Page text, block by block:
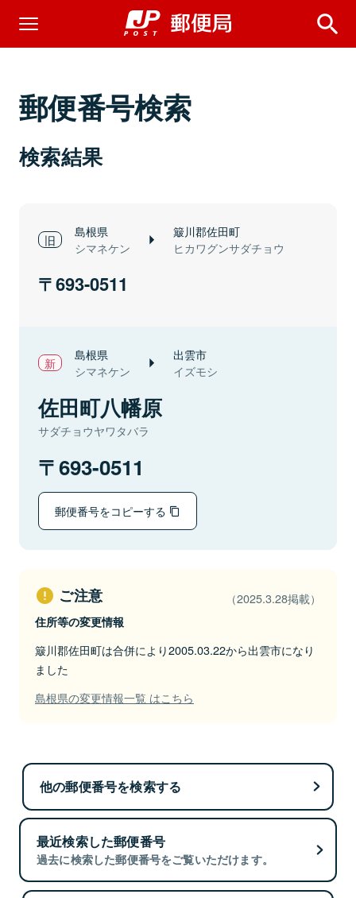
郵便番号検索
検索結果
島根県
シマネケン
簸川郡佐田町
ヒカワグンサダチョウ
693-0511
島根県
シマネケン
出雲市
イズモシ
佐田町八幡原
サダチョウヤワタバラ
693-0511
郵便番号をコピーする
ご注意 （2025.3.28掲載）
住所等の変更情報
簸川郡佐田町は合併により2005.03.22から出雲市になり
ました
島根県の変更情報一覧 はこちら
他の郵便番号を検索する
最近検索した郵便番号
過去に検索した郵便番号をご覧いただけます。